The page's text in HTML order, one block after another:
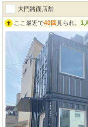
ゼロ、さらにフリーレント2
認）！美容・医療・教育関係
対応できる、ビジネスに魅力
大門路面店舗
ここ最近で40回 見られ、 1